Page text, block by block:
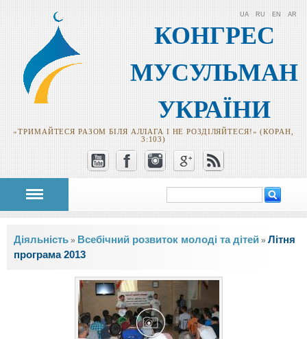
КОНГРЕС
МУСУЛЬМАН
УКРАЇНИ
«ТРИМАЙТЕСЯ РАЗОМ БІЛЯ АЛЛАГА І НЕ РОЗДІЛЯЙТЕСЯ!» (КОРАН,
3:103)
UA RU EN AR
Пошукова
Ви є тут
Діяльність » Всебічний розвиток молоді та дітей » Літня
програма 2013